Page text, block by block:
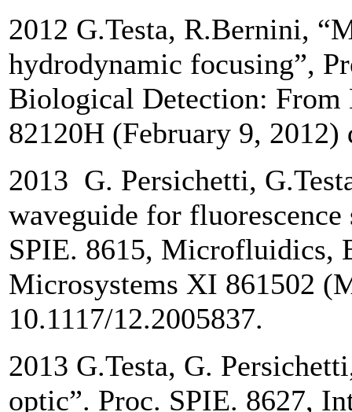
2012 G.Testa, R.Bernini,
hydrodynamic focusing”,
Biological Detection: From
82120H (February 9,
2013 G. Persichetti,
waveguide for
SPIE. 8615, Microfluidics,
Microsystems XI 861502
10.1117/12.2005837.
2013 G.Testa, G.
optic”. Proc. SPIE. 8627,